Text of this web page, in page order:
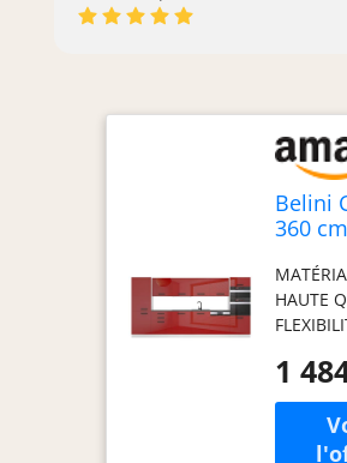
Belini
360
Travail,
Brillant
HAUTE
cuisine,
en
1